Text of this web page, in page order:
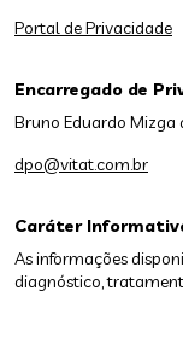
Caráter
As informações
diagnóstico,
Portal de Privacidade
Encarregado de
Bruno Eduardo Mizga
dpo@vitat.com.br